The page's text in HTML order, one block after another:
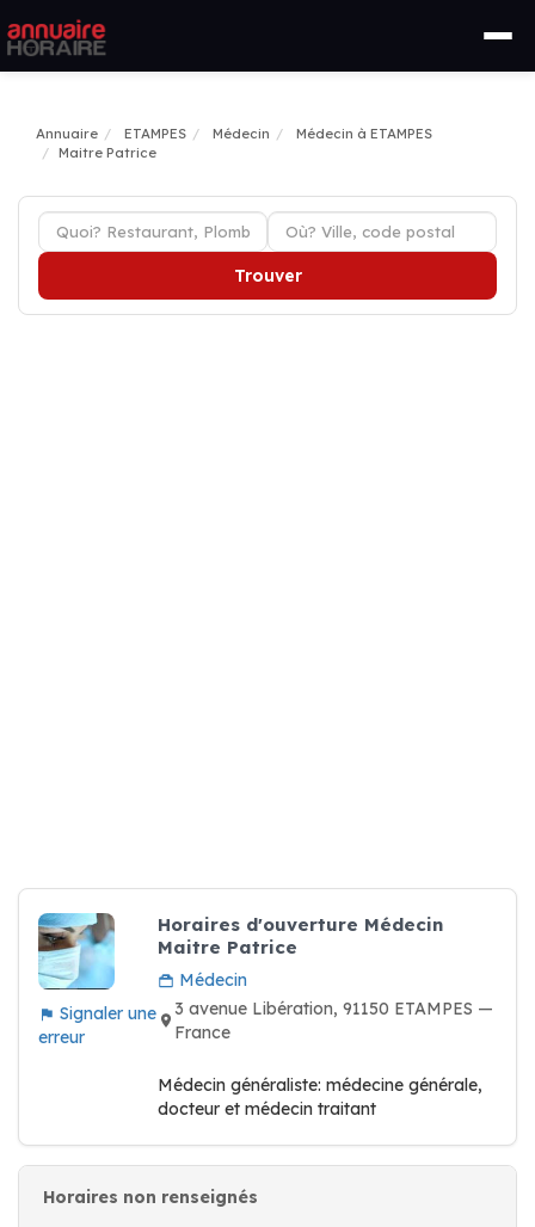
Annuaire ETAMPES Médecin
Médecin à ETAMPES
Maitre Patrice
Trouver
Signaler une
erreur
Horaires d'ouverture Médecin
Maitre Patrice
Médecin
3 avenue Libération, 91150 ETAMPES —
France
Médecin généraliste: médecine générale,
docteur et médecin traitant
Horaires non renseignés